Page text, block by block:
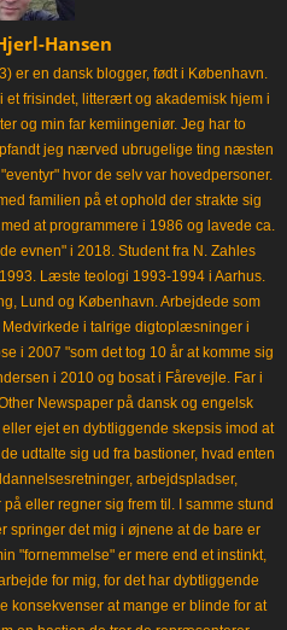
Hansen
er en dansk blogger, født i København.
et frisindet, litterært og akademisk hjem i
og min far kemiingeniør. Jeg har to
jeg nærved ubrugelige ting næsten
hvor de selv var hovedpersoner.
familien på et ophold der strakte sig
at programmere i 1986 og lavede ca.
evnen" i 2018. Student fra N. Zahles
Læste teologi 1993-1994 i Aarhus.
Lund og København. Arbejdede som
i talrige digtoplæsninger i
i 2007 "som det tog 10 år at komme sig
i 2010 og bosat i Fårevejle. Far i
Newspaper på dansk og engelsk
ejet en dybtliggende skepsis imod at
udtalte sig ud fra bastioner, hvad enten
arbejdspladser,
eller regner sig frem til. I samme stund
springer det mig i øjnene at de bare er
"fornemmelse" er mere end et instinkt,
for mig, for det har dybtliggende
konsekvenser at mange er blinde for at